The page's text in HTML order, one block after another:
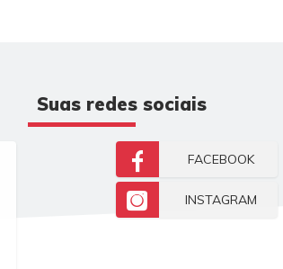
Suas redes sociais
FACEBOOK
INSTAGRAM